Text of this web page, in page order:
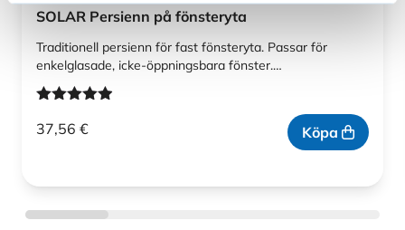
Snabb leverans
SOLAR Persienn på fönsteryta
Traditionell persienn för fast fönsteryta. Passar för
enkelglasade, icke-öppningsbara fönster.…
4.86av 5
37,56 € Köpa